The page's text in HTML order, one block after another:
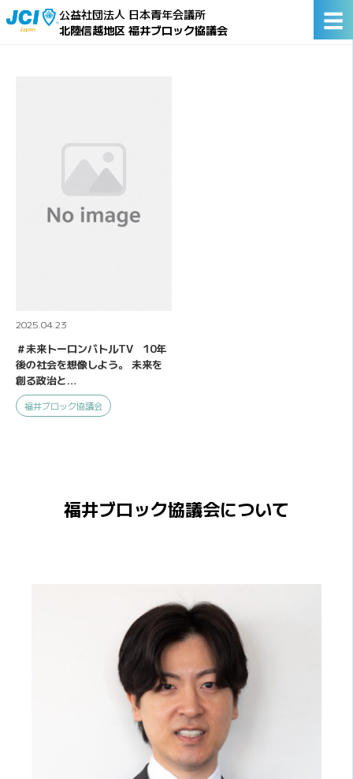
公益社団法人 日本青年会議所
北陸信越地区 福井ブロック協議会
☰
2025.04.23
＃未来トーロンバトルTV 10年
後の社会を想像しよう。 未来を
創る政治と…
福井ブロック協議会
福井ブロック協議会について